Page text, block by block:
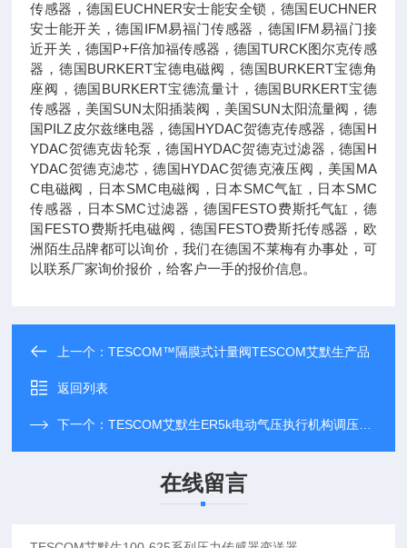
传感器，德国EUCHNER安士能安全锁，德国EUCHNER
安士能开关，德国IFM易福门传感器，德国IFM易福门接
近开关，德国P+F倍加福传感器，德国TURCK图尔克传感
器，德国BURKERT宝德电磁阀，德国BURKERT宝德角
座阀，德国BURKERT宝德流量计，德国BURKERT宝德
传感器，美国SUN太阳插装阀，美国SUN太阳流量阀，德
国PILZ皮尔兹继电器，德国HYDAC贺德克传感器，德国H
YDAC贺德克齿轮泵，德国HYDAC贺德克过滤器，德国H
YDAC贺德克滤芯，德国HYDAC贺德克液压阀，美国MA
C电磁阀，日本SMC电磁阀，日本SMC气缸，日本SMC
传感器，日本SMC过滤器，德国FESTO费斯托气缸，德
国FESTO费斯托电磁阀，德国FESTO费斯托传感器，欧
洲陌生品牌都可以询价，我们在德国不莱梅有办事处，可
以联系厂家询价报价，给客户一手的报价信息。
上一个：TESCOM™隔膜式计量阀TESCOM艾默生产品
返回列表
下一个：TESCOM艾默生ER5k电动气压执行机构调压器套
在线留言